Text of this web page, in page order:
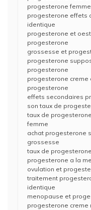
progesterone
progesterone effets
identique
progesterone et
progesterone
grossesse et
progesterone
progesterone
progesterone creme
progesterone
effets secondaires
son taux de
taux de
femme
achat progesterone
grossesse
taux de
progesterone a la
ovulation et
traitement
identique
menopause et
progesterone creme